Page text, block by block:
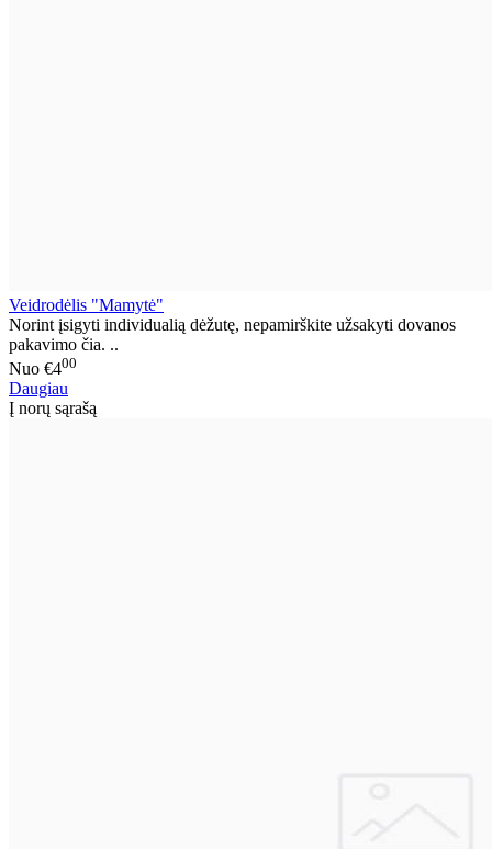
Veidrodėlis "Mamytė"
Norint įsigyti individualią dėžutę, nepamirškite užsakyti dovanos
pakavimo čia. ..
Nuo €400
Daugiau
Į norų sąrašą